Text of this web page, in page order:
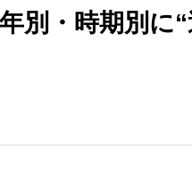
別・時期別に